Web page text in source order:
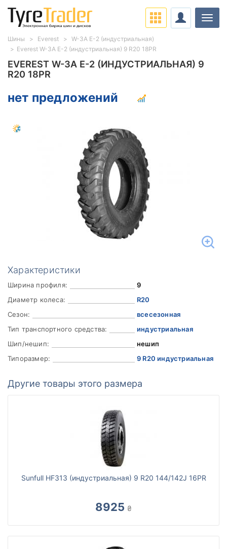
EVEREST W-3A E-2 (ИНДУСТРИАЛЬНАЯ) 9
R20 18PR
нет предложений
Характеристики
Ширина профиля:
9
Диаметр колеса:
R20
Сезон:
всесезонная
Тип транспортного средства:
индустриальная
Шип/нешип:
нешип
Типоразмер:
9 R20 индустриальная
Другие товары этого размера
Sunfull HF313 (индустриальная) 9 R20 144/142J 16PR
8925 ₴
Шины Everest
W-3A E-2 (индустриальная)
Everest W-3A E-2 (индустриальная) 9 R20 18PR